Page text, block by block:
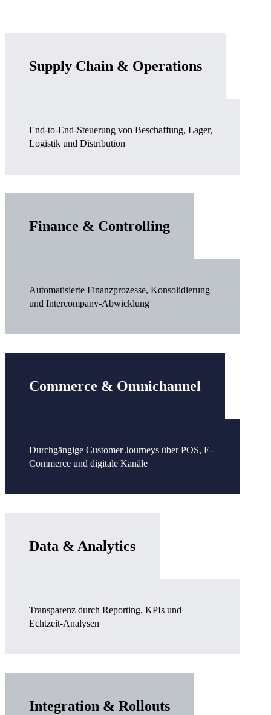
Supply Chain & Operations
End-to-End-Steuerung von Beschaffung, Lager,
Logistik und Distribution
Finance & Controlling
Automatisierte Finanzprozesse, Konsolidierung
und Intercompany-Abwicklung
Commerce & Omnichannel
Durchgängige Customer Journeys über POS, E-
Commerce und digitale Kanäle
Data & Analytics
Transparenz durch Reporting, KPIs und
Echtzeit-Analysen
Integration & Rollouts